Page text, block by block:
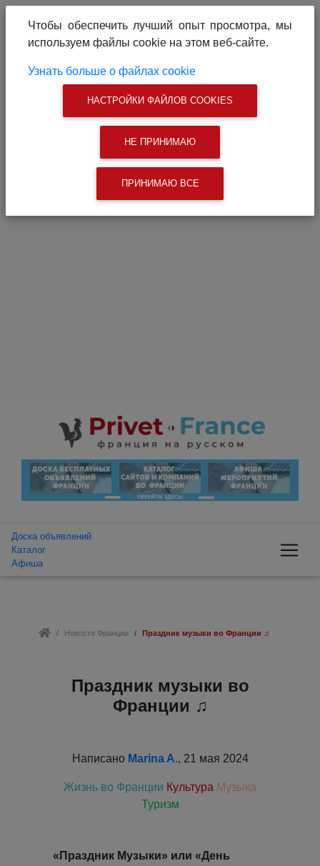
Связаться с нами
Поиск
Доска объявлений
Каталог
Афиша
Новости Франции Праздник музыки во Франции ♫
Праздник музыки во
Франции ♫
Написано Marina A., 21 мая 2024
Жизнь во Франции Культура Музыка
Туризм
«Праздник Музыки» или «День
Чтобы обеспечить лучший опыт просмотра, мы
используем файлы cookie на этом веб-сайте.
Узнать больше о файлах cookie